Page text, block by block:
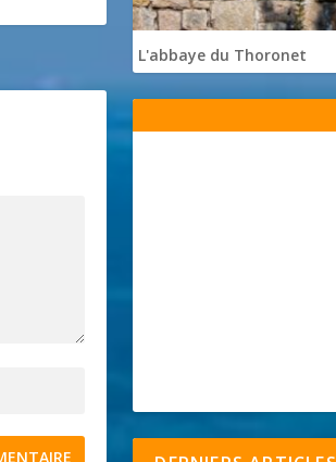
L'abbaye du Thoronet